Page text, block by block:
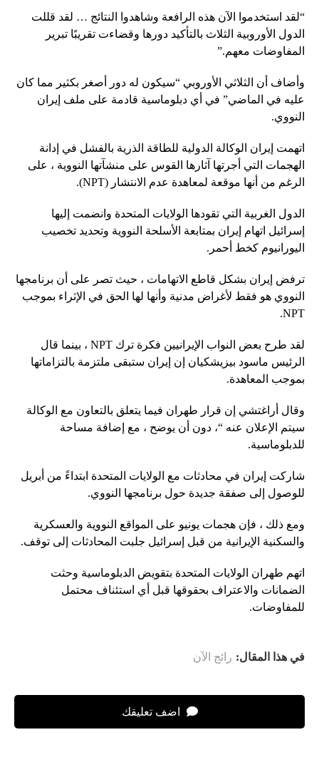
“لقد استخدموا الآن هذه الرافعة وشاهدوا النتائج … لقد قللت
الدول الأوروبية الثلاث بالتأكيد دورها وقضاءت تقريبًا تبرير
المفاوضات معهم.”
وأضاف أن الثلاثي الأوروبي “سيكون له دور أصغر بكثير مما كان
عليه في الماضي” في أي دبلوماسية قادمة على ملف إيران
النووي.
اتهمت إيران الوكالة الدولية للطاقة الذرية بالفشل في إدانة
الهجمات التي أجرتها آثارها القوس على منشآتها النووية ، على
الرغم من أنها موقعة لمعاهدة عدم الانتشار (NPT).
الدول الغربية التي تقودها الولايات المتحدة وانضمت إليها
إسرائيل اتهام إيران بمتابعة الأسلحة النووية وتحديد تخصيب
اليورانيوم كخط أحمر.
ترفض إيران بشكل قاطع الاتهامات ، حيث تصر على أن برنامجها
النووي هو فقط لأغراض مدنية وأنها لها الحق في الإثراء بموجب
NPT.
لقد طرح بعض النواب الإيرانيين فكرة ترك NPT ، بينما قال
الرئيس ماسود بيزيشكيان إن إيران ستبقى ملتزمة بالتزاماتها
بموجب المعاهدة.
وقال أراغتشي إن قرار طهران فيما يتعلق بالتعاون مع الوكالة
سيتم الإعلان عنه “، دون أن يوضح ، مع إضافة مساحة
للدبلوماسية.
شاركت إيران في محادثات مع الولايات المتحدة ابتداءً من أبريل
للوصول إلى صفقة جديدة حول برنامجها النووي.
ومع ذلك ، فإن هجمات يونيو على المواقع النووية والعسكرية
والسكنية الإيرانية من قبل إسرائيل جلبت المحادثات إلى توقف.
اتهم طهران الولايات المتحدة بتقويض الدبلوماسية وحثت
الضمانات والاعتراف بحقوقها قبل أي استئناف محتمل
للمفاوضات.
في هذا المقال: رائج الآن
اضف تعليقك